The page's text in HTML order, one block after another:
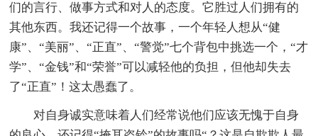
们的言行、做事方式和对人的态度。它胜过人们拥有的
其他东西。我还记得一个故事，一个年轻人想从“健
康”、“美丽”、“正直”、“警觉”七个背包中挑选一个，“才
学”、“金钱”和“荣誉”可以减轻他的负担，但他却失去
了“正直”！这太愚蠢了。
对自身诚实意味着人们经常说他们应该无愧于自身